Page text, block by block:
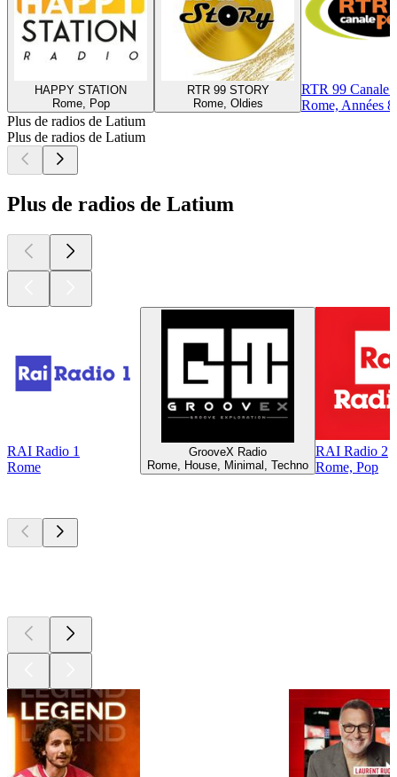
HAPPY STATION
Rome, Pop
RTR 99 STORY
Rome, Oldies
RTR 99 Canale
Rome, Années
Plus de radios de Latium
Plus de radios de Latium
Plus de radios de Latium
RAI Radio 1
Rome
GrooveX Radio
Rome, House, Minimal, Techno
RAI Radio 2
Rome, Pop